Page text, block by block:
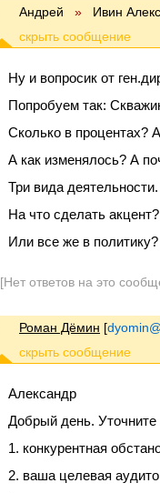
Андрей » Ивин
Ну и вопросик от
Попробуем так:
Сколько в процентах?
А как изменялось? А
Три вида
На что сделать
Или все же в политику?
[Нет ответов на это
Роман Дёмин [
Александр
Добрый день.
1. конкурентная
2. ваша целевая